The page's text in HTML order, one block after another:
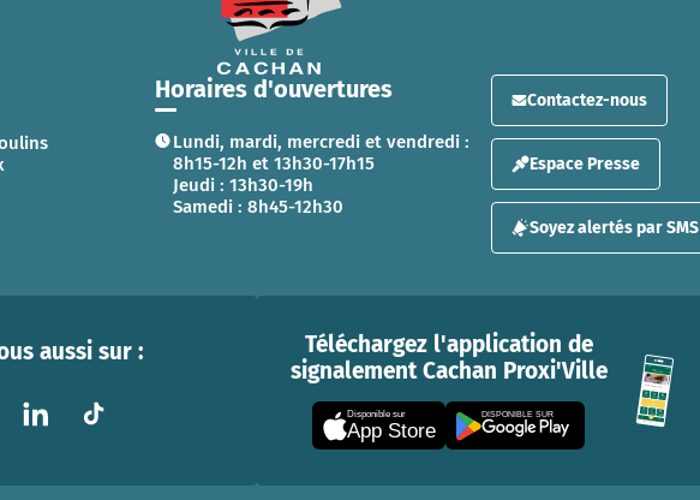
Horaires d'ouvertures
Lundi, mardi, mercredi et vendredi :
8h15-12h et 13h30-17h15
Jeudi : 13h30-19h
Samedi : 8h45-12h30
Contactez-nous
Espace Presse
Soyez alertés par SMS
aussi sur :
Téléchargez l'application de
signalement Cachan Proxi'Ville
Disponible sur
App Store
DISPONIBLE SUR